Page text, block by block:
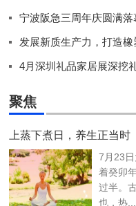
宁波阪急三周年庆圆满
发展新质生产力，打造橡
4月深圳礼品家居展深挖
聚焦
上蒸下煮日，养生正当时
7月23
着癸卯
过半。
也，热...